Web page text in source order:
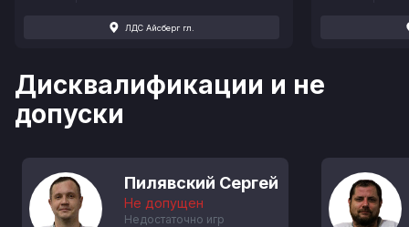
ЛДС Айсберг гл.
Дисквалификации и не
допуски
Пилявский Сергей
Не допущен
Недостаточно игр